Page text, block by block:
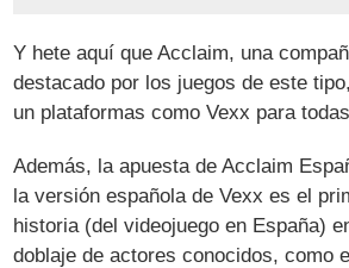
Y hete aquí que Acclaim, una
destacado por los juegos de este
un plataformas como Vexx para
Además, la apuesta de Acclaim
la versión española de Vexx es el
historia (del videojuego en España)
doblaje de actores conocidos, como